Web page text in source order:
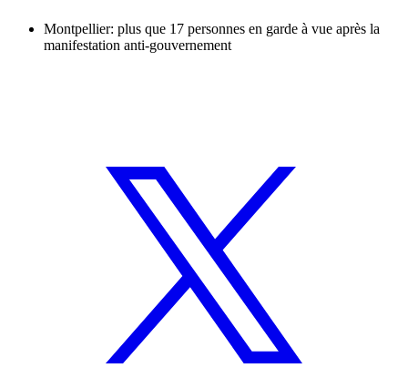
Montpellier: plus que 17 personnes en garde à vue après la
manifestation anti-gouvernement